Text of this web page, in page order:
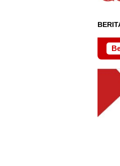
Drainase Rp15 Miliar di